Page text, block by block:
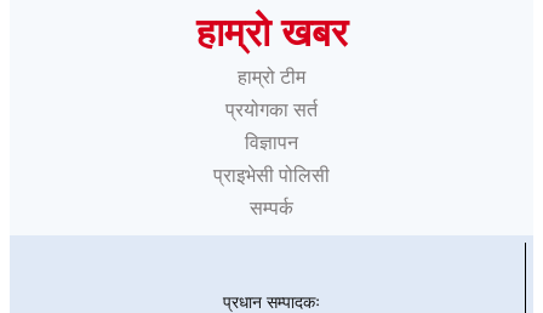
हाम्रो खबर
हाम्रो टीम
प्रयोगका सर्त
विज्ञापन
प्राइभेसी पोलिसी
सम्पर्क
प्रधान सम्पादकः